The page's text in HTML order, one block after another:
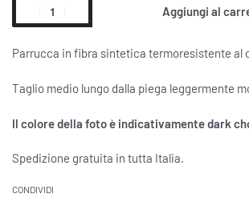
Aggiungi al
Alternative:
Parrucca in fibra sintetica termoresistente al
Taglio medio lungo dalla piega leggermente
Il colore della foto è indicativamente dark
Spedizione gratuita in tutta Italia.
CONDIVIDI